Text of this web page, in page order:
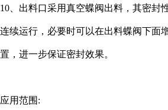
10、出料口采用真空蝶阀出料，其密封
连续运行，必要时可以在出料蝶阀下面
置，进一步保证密封效果。
应用范围: